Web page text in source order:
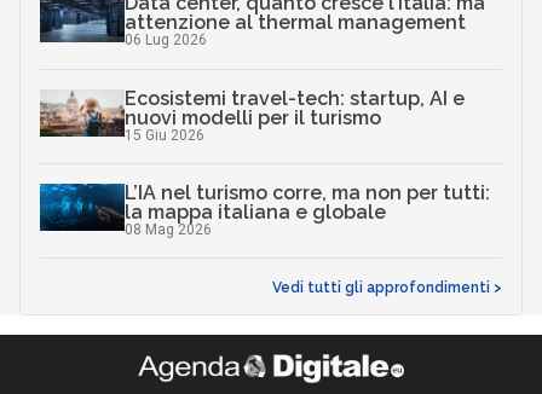
attenzione al thermal management
06 Lug 2026
Ecosistemi travel-tech: startup, AI e
nuovi modelli per il turismo
15 Giu 2026
L’IA nel turismo corre, ma non per tutti:
la mappa italiana e globale
08 Mag 2026
Vedi tutti gli approfondimenti >